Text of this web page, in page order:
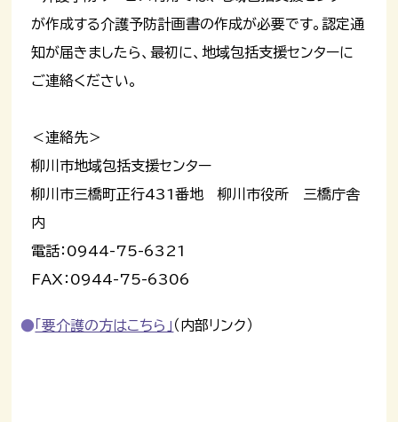
が作成する介護予防計画書の作成が必要です。認定通
知が届きましたら、最初に、地域包括支援センターに
ご連絡ください。
＜連絡先＞
柳川市地域包括支援センター
柳川市三橋町正行431番地 柳川市役所 三橋庁舎
内
電話：0944-75-6321
FAX：0944-75-6306
「要介護の方はこちら」 （内部リンク）